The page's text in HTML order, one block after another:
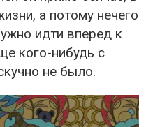
а потому нечего
идти вперед к
кого-нибудь с
не было.